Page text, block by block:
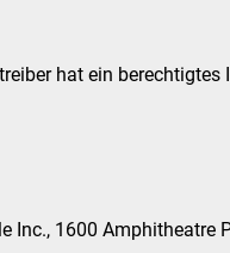
hat ein
1600 Amphitheatre